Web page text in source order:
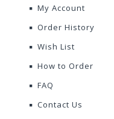
My Account
Order History
Wish List
How to Order
FAQ
Contact Us